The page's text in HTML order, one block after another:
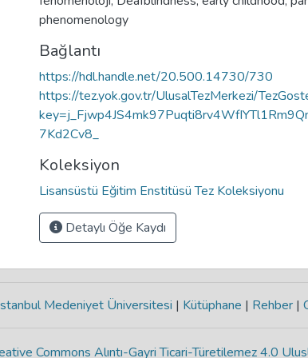
phenomenology
Bağlantı
https://hdl.handle.net/20.500.14730/730
https://tez.yok.gov.tr/UlusalTezMerkezi/
7Kd2Cv8_
Koleksiyon
Lisansüstü Eğitim Enstitüsü Tez Koleksiyonu
Detaylı Öğe Kaydı
Medeniyet Üniversitesi | Kütüphane | Rehber |
Commons Alıntı-Gayri Ticari-Türetilemez 4.0